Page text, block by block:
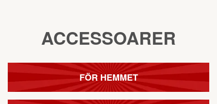
ACCESSOARER
FÖR HEMMET